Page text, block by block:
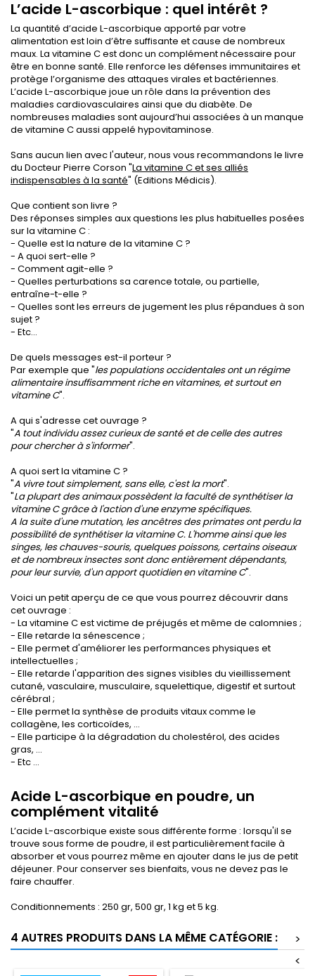
L’acide L-ascorbique : quel intérêt ?
La quantité d’acide L-ascorbique apporté par votre
alimentation est loin d’être suffisante et cause de nombreux
maux. La vitamine C est donc un complément nécessaire pour
être en bonne santé. Elle renforce les défenses immunitaires et
protège l’organisme des attaques virales et bactériennes.
L’acide L-ascorbique joue un rôle dans la prévention des
maladies cardiovasculaires ainsi que du diabète. De
nombreuses maladies sont aujourd’hui associées à un manque
de vitamine C aussi appelé hypovitaminose.
Sans aucun lien avec l'auteur, nous vous recommandons le livre
du Docteur Pierre Corson "La vitamine C et ses alliés
indispensables à la santé" (Editions Médicis).
Que contient son livre ?
Des réponses simples aux questions les plus habituelles posées
sur la vitamine C :
- Quelle est la nature de la vitamine C ?
- A quoi sert-elle ?
- Comment agit-elle ?
- Quelles perturbations sa carence totale, ou partielle,
entraîne-t-elle ?
- Quelles sont les erreurs de jugement les plus répandues à son
sujet ?
- Etc...
De quels messages est-il porteur ?
Par exemple que "les populations occidentales ont un régime
alimentaire insuffisamment riche en vitamines, et surtout en
vitamine C".
A qui s'adresse cet ouvrage ?
"A tout individu assez curieux de santé et de celle des autres
pour chercher à s'informer".
A quoi sert la vitamine C ?
"A vivre tout simplement, sans elle, c'est la mort".
"La plupart des animaux possèdent la faculté de synthétiser la
vitamine C grâce à l'action d'une enzyme spécifiques.
A la suite d'une mutation, les ancêtres des primates ont perdu la
possibilité de synthétiser la vitamine C. L'homme ainsi que les
singes, les chauves-souris, quelques poissons, certains oiseaux
et de nombreux insectes sont donc entièrement dépendants,
pour leur survie, d'un apport quotidien en vitamine C".
Voici un petit aperçu de ce que vous pourrez découvrir dans
cet ouvrage :
- La vitamine C est victime de préjugés et même de calomnies ;
- Elle retarde la sénescence ;
- Elle permet d'améliorer les performances physiques et
intellectuelles ;
- Elle retarde l'apparition des signes visibles du vieillissement
cutané, vasculaire, musculaire, squelettique, digestif et surtout
cérébral ;
- Elle permet la synthèse de produits vitaux comme le
collagène, les corticoïdes, ...
- Elle participe à la dégradation du cholestérol, des acides
gras, ...
- Etc ...
Acide L-ascorbique en poudre, un
complément vitalité
L’acide L-ascorbique existe sous différente forme : lorsqu'il se
trouve sous forme de poudre, il est particulièrement facile à
absorber et vous pourrez même en ajouter dans le jus de petit
déjeuner. Pour conserver ses bienfaits, vous ne devez pas le
faire chauffer.
Conditionnements : 250 gr, 500 gr, 1 kg et 5 kg.
4 AUTRES PRODUITS DANS LA MÊME CATÉGORIE :
>
<